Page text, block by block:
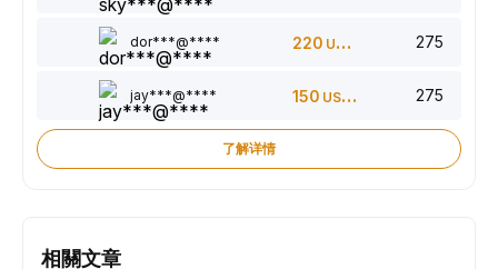
dor***@**** 220 USDT 275
jay***@**** 150 USDT 275
了解详情
相關文章